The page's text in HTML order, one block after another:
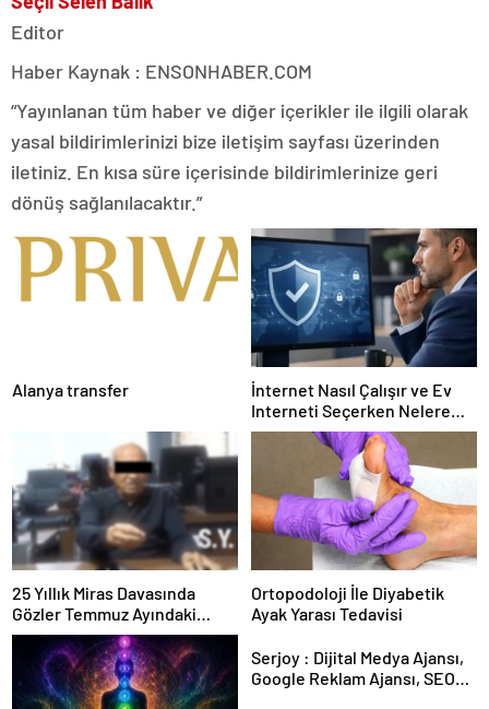
Editor
Haber Kaynak : ENSONHABER.COM
“Yayınlanan tüm haber ve diğer içerikler ile ilgili olarak
yasal bildirimlerinizi bize iletişim sayfası üzerinden
iletiniz. En kısa süre içerisinde bildirimlerinize geri
dönüş sağlanılacaktır.”
Alanya transfer
İnternet Nasıl Çalışır ve Ev
Interneti Seçerken Nelere
Dikkat Etmelisiniz
25 Yıllık Miras Davasında
Gözler Temmuz Ayındaki
Karar Duruşmasına Çevrildi
Ortopodoloji İle Diyabetik
Ayak Yarası Tedavisi
Serjoy : Dijital Medya Ajansı,
Google Reklam Ajansı, SEO